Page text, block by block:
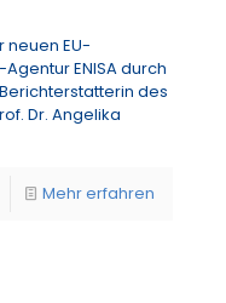
EU-
ENISA durch
des
Dr. Angelika
Mehr erfahren